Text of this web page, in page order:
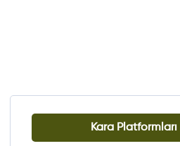
Kara Platformları